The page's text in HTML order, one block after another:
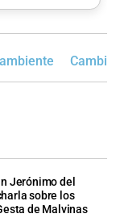
Cambio
Jerónimo del
sobre los
de Malvinas